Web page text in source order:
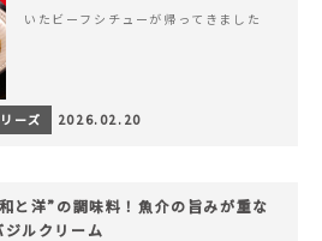
いたビーフシチューが帰ってきました
ーズ 2026.02.20
と洋”の調味料！魚介の旨みが重な
ジルクリーム